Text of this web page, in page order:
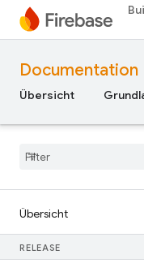
Documentation
Übersicht
Übersicht
RELEASE